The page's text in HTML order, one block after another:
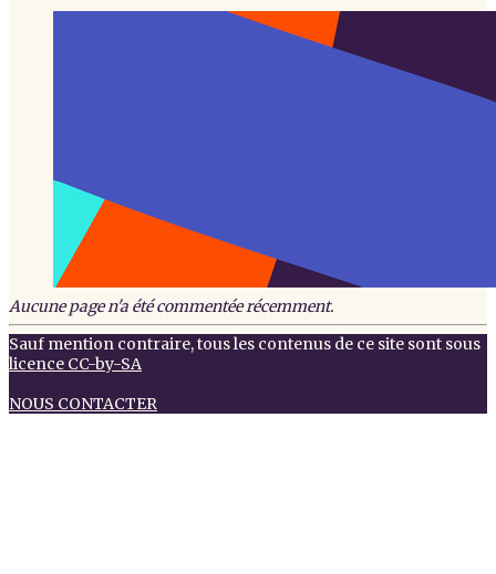
Aucune page n'a été commentée récemment.
Sauf mention contraire, tous les contenus de ce site sont sous
licence CC-by-SA
NOUS CONTACTER